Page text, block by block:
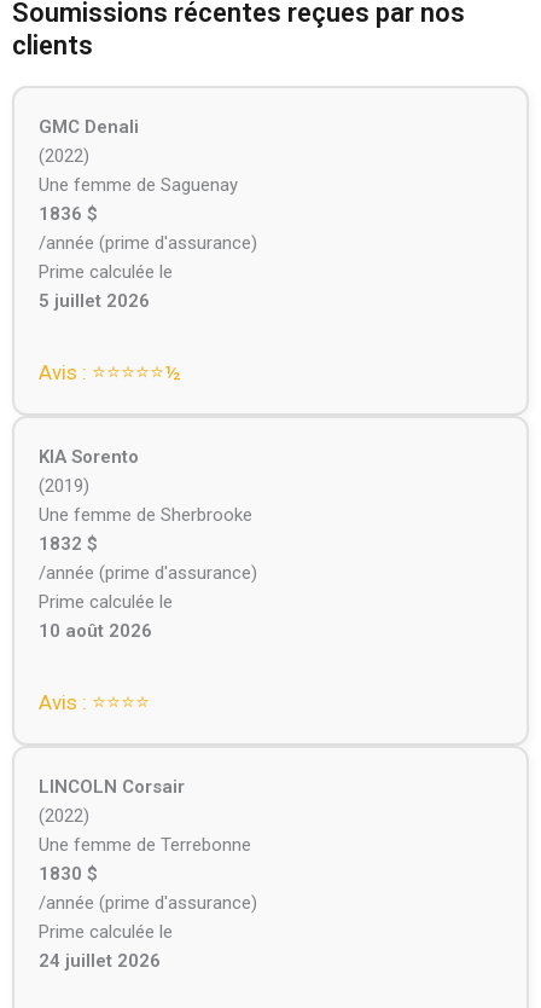
Soumissions récentes reçues par nos
clients
GMC Denali
(2022)
Une femme de Saguenay
1836 $
/année (prime d'assurance)
Prime calculée le
5 juillet 2026
Avis : ⭐⭐⭐⭐⭐️½
KIA Sorento
(2019)
Une femme de Sherbrooke
1832 $
/année (prime d'assurance)
Prime calculée le
10 août 2026
Avis : ⭐⭐⭐⭐
LINCOLN Corsair
(2022)
Une femme de Terrebonne
1830 $
/année (prime d'assurance)
Prime calculée le
24 juillet 2026